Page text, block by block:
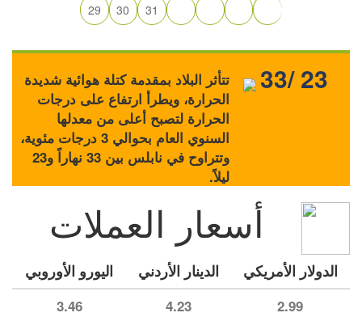
29 30 31
تتأثر البلاد بمقدمة كتلة هوائية شديدة
الحرارة، ويطرأ ارتفاع على درجات
الحرارة لتصبح أعلى من معدلها
السنوي العام بحوالي 3 درجات مئوية،
وتتراوح في نابلس بين 33 نهاراً و23
ليلاً.
33/ 23
أسعار العملات
الدولار الأمريكي الدينار الأردني اليورو الأوروبي
2.99
4.23
3.46